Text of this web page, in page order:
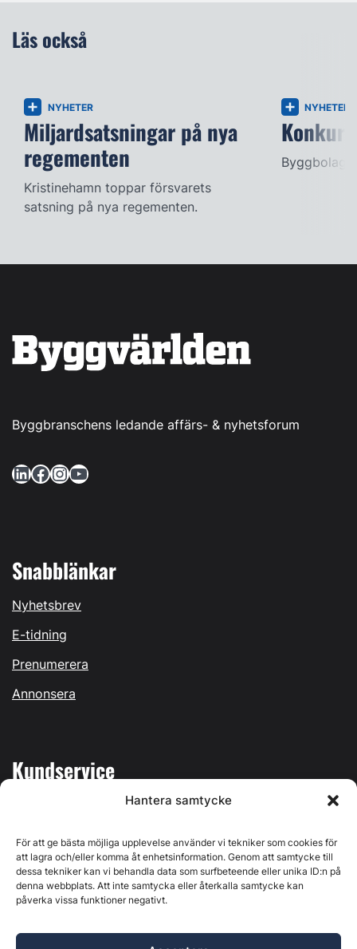
Hantera samtycke
För att ge bästa möjliga upplevelse använder vi tekniker som cookies för
att lagra och/eller komma åt enhetsinformation. Genom att samtycke till
dessa tekniker kan vi behandla data som surfbeteende eller unika ID:n på
denna webbplats. Att inte samtycka eller återkalla samtycke kan
påverka vissa funktioner negativt.
Läs också
NYHETER
Miljardsatsningar på nya
regementen
Kristinehamn toppar försvarets
satsning på nya regementen.
NYHETER
Byggbolag
Byggbranschens ledande affärs- & nyhetsforum
LinkedIn Facebook InstagramYouTube
Snabblänkar
Nyhetsbrev
E-tidning
Prenumerera
Annonsera
Kundservice
Kontakta oss
Östernäsvägen 1, 827 32 Ljusdal, org.nr: 556625-6425 -